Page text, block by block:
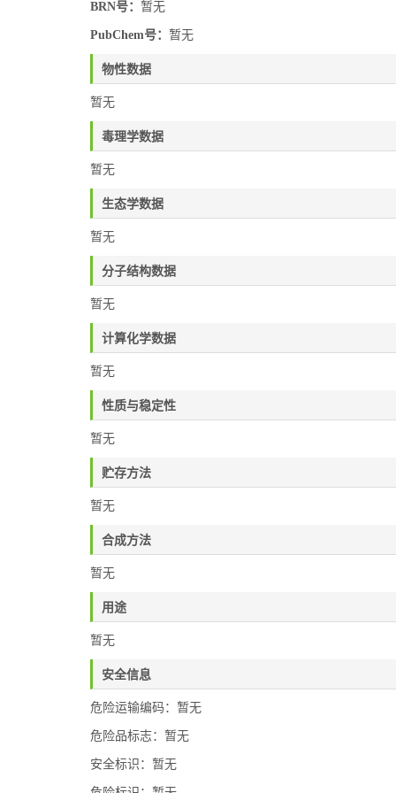
BRN号： 暂无
PubChem号： 暂无
物性数据
暂无
毒理学数据
暂无
生态学数据
暂无
分子结构数据
暂无
计算化学数据
暂无
性质与稳定性
暂无
贮存方法
暂无
合成方法
暂无
用途
暂无
安全信息
危险运输编码：暂无
危险品标志：暂无
安全标识：暂无